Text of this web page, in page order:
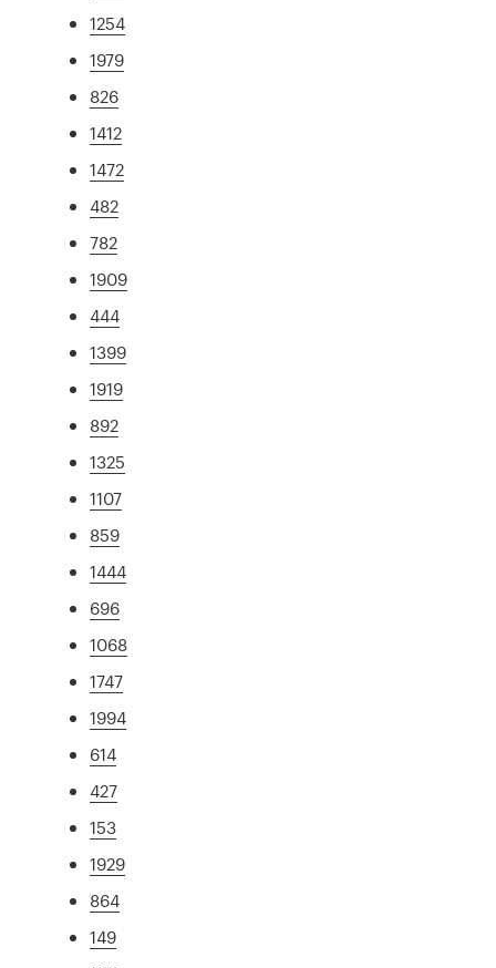
1254
1979
826
1412
1472
482
782
1909
444
1399
1919
892
1325
1107
859
1444
696
1068
1747
1994
614
427
153
1929
864
149